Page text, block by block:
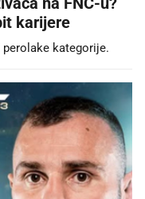
karijere
perolake kategorije.